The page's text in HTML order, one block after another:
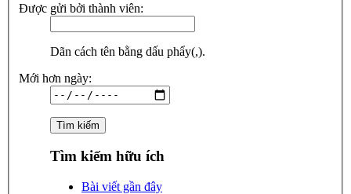
Được gửi bởi thành viên:
Dãn cách tên bằng dấu phẩy(,).
Mới hơn ngày:
Tìm kiếm hữu ích
Bài viết gần đây